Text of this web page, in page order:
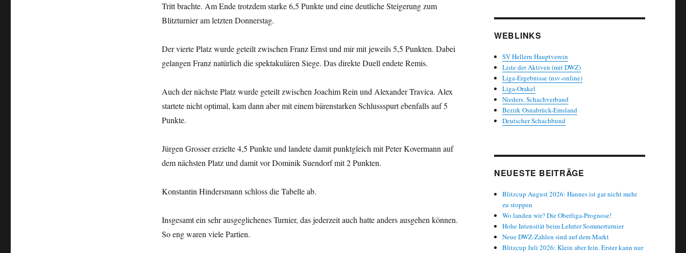
Tritt brachte. Am Ende trotzdem starke 6,5 Punkte und eine deutliche Steigerung zum
Blitzturnier am letzten Donnerstag.
Der vierte Platz wurde geteilt zwischen Franz Ernst und mir mit jeweils 5,5 Punkten. Dabei
gelangen Franz natürlich die spektakulären Siege. Das direkte Duell endete Remis.
Auch der nächste Platz wurde geteilt zwischen Joachim Rein und Alexander Travica. Alex
startete nicht optimal, kam dann aber mit einem bärenstarken Schlussspurt ebenfalls auf 5
Punkte.
Jürgen Grosser erzielte 4,5 Punkte und landete damit punktgleich mit Peter Kovermann auf
dem nächsten Platz und damit vor Dominik Suendorf mit 2 Punkten.
Konstantin Hindersmann schloss die Tabelle ab.
Insgesamt ein sehr ausgeglichenes Turnier, das jederzeit auch hatte anders ausgehen können.
So eng waren viele Partien.
WEBLINKS
SV Hellern Hauptverein
Liste der Aktiven (mit DWZ)
Liga-Ergebnisse (nsv-online)
Liga-Orakel
Nieders. Schachverband
Bezirk Osnabrück-Emsland
Deutscher Schachbund
NEUESTE BEITRÄGE
Blitzcup August 2026: Hannes ist gar nicht mehr
zu stoppen
Wo landen wir? Die Oberliga-Prognose!
Hohe Intensität beim Lehrter Sommerturnier
Neue DWZ-Zahlen sind auf dem Markt
Blitzcup Juli 2026: Klein aber fein. Erster kann nur